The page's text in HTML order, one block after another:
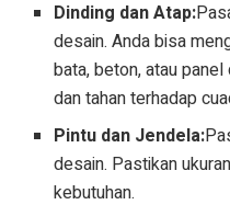
Dinding dan Atap:
desain. Anda bisa
bata, beton, atau
dan tahan terhadap
Pintu dan Jendela:
desain. Pastikan
kebutuhan.